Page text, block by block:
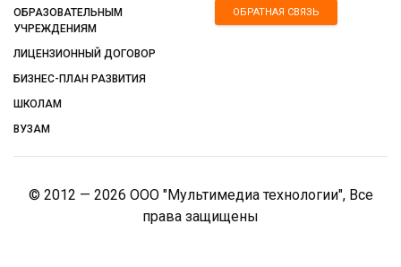
ОБРАЗОВАТЕЛЬНЫМ
УЧРЕЖДЕНИЯМ
ЛИЦЕНЗИОННЫЙ ДОГОВОР
БИЗНЕС-ПЛАН РАЗВИТИЯ
ШКОЛАМ
ВУЗАМ
ОБРАТНАЯ СВЯЗЬ
© 2012 — 2026 ООО "Мультимедиа технологии", Все
права защищены